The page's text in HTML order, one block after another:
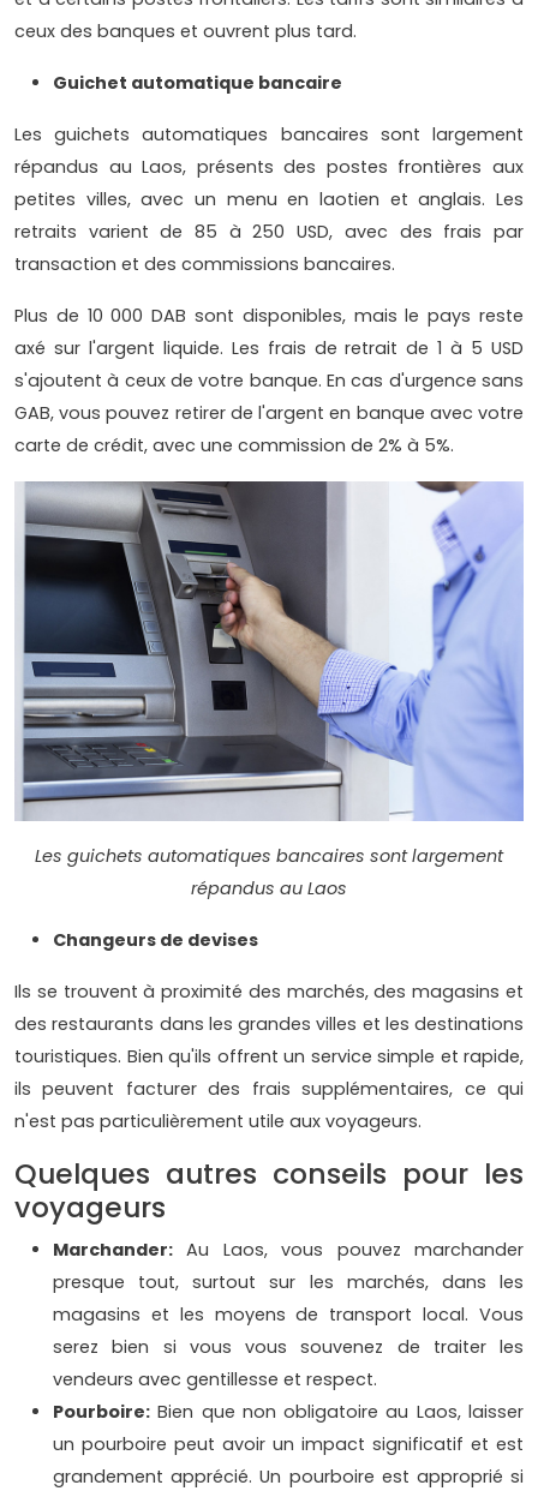
ceux des banques et ouvrent plus tard.
Guichet automatique bancaire
Les guichets automatiques bancaires sont largement
répandus au Laos, présents des postes frontières aux
petites villes, avec un menu en laotien et anglais. Les
retraits varient de 85 à 250 USD, avec des frais par
transaction et des commissions bancaires.
Plus de 10 000 DAB sont disponibles, mais le pays reste
axé sur l'argent liquide. Les frais de retrait de 1 à 5 USD
s'ajoutent à ceux de votre banque. En cas d'urgence sans
GAB, vous pouvez retirer de l'argent en banque avec votre
carte de crédit, avec une commission de 2% à 5%.
Les guichets automatiques bancaires sont largement
répandus au Laos
Changeurs de devises
Ils se trouvent à proximité des marchés, des magasins et
des restaurants dans les grandes villes et les destinations
touristiques. Bien qu'ils offrent un service simple et rapide,
ils peuvent facturer des frais supplémentaires, ce qui
n'est pas particulièrement utile aux voyageurs.
Quelques autres conseils pour les
voyageurs
Marchander: Au Laos, vous pouvez marchander
presque tout, surtout sur les marchés, dans les
magasins et les moyens de transport local. Vous
serez bien si vous vous souvenez de traiter les
vendeurs avec gentillesse et respect.
Pourboire: Bien que non obligatoire au Laos, laisser
un pourboire peut avoir un impact significatif et est
grandement apprécié. Un pourboire est approprié si